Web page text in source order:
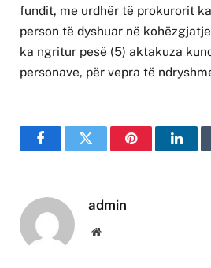
fundit, me urdhër të prokurorit
person të dyshuar në
ka ngritur pesë (5) aktakuza
personave, për vepra të
FacebookTwitter Pinterest
admin
Website